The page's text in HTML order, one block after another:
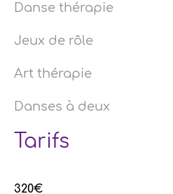
Danse thérapie
Jeux de rôle
Art thérapie
Danses à deux
Tarifs
320€